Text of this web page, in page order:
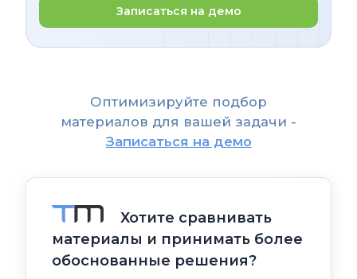
Записаться на демо
Оптимизируйте подбор
материалов для вашей задачи -
Записаться на демо
Хотите сравнивать
материалы и принимать более
обоснованные решения?